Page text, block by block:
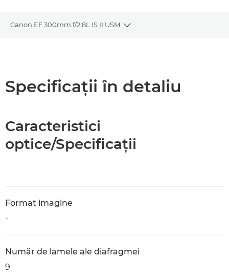
Canon EF 300mm f/2.8L IS II USM
Toggle breadcrumbs
Specificaţii în detaliu
Caracteristici
optice/Specificaţii
Format imagine
-
Număr de lamele ale diafragmei
9